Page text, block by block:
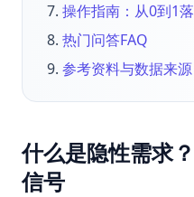
操作指南：从0到1
热门问答FAQ
参考资料与数据来源
什么是隐性需求
信号